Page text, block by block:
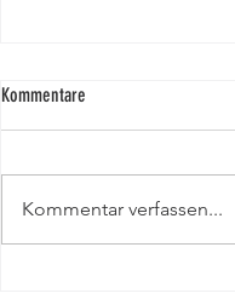
Kommentare
Kommentar verfassen...